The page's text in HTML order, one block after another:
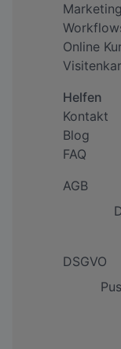
Online
Helfen
Kontakt
Blog
FAQ
AGB
DSGVO